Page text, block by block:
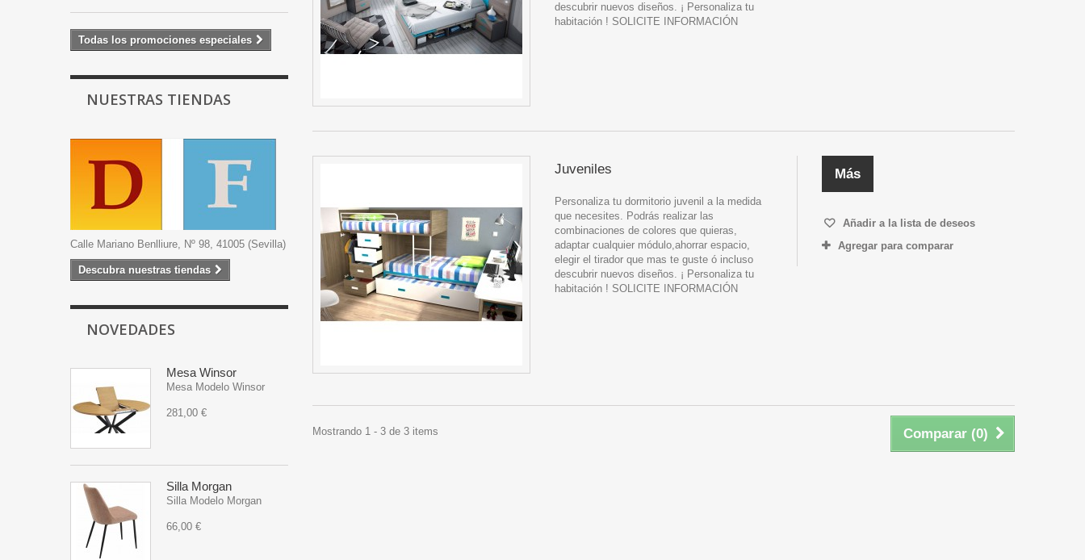
Todas los promociones especiales
NUESTRAS TIENDAS
Calle Mariano Benlliure, Nº 98, 41005 (Sevilla)
Descubra nuestras tiendas
NOVEDADES
Mesa Winsor
Mesa Modelo Winsor
281,00 €
Silla Morgan
Silla Modelo Morgan
66,00 €
descubrir nuevos diseños. ¡ Personaliza tu
habitación ! SOLICITE INFORMACIÓN
Juveniles
Personaliza tu dormitorio juvenil a la medida
que necesites. Podrás realizar las
combinaciones de colores que quieras,
adaptar cualquier módulo,ahorrar espacio,
elegir el tirador que mas te guste ó incluso
descubrir nuevos diseños. ¡ Personaliza tu
habitación ! SOLICITE INFORMACIÓN
Más
Añadir a la lista de deseos
Agregar para comparar
Comparar (0)
Mostrando 1 - 3 de 3 items